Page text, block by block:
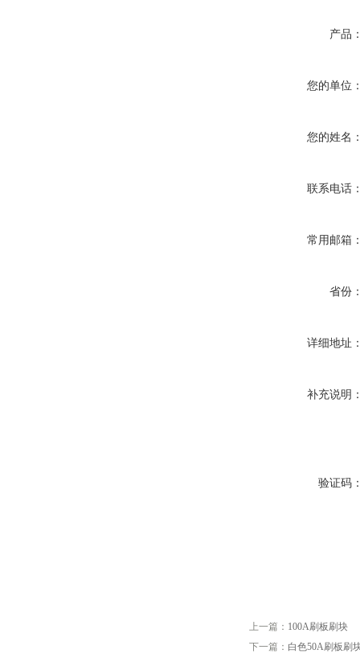
产品
您的单位
您的姓名
联系电话
常用邮箱
省份
详细地址
补充说明
验证码
上一篇： 100A刷板刷块
下一篇： 白色50A刷板刷